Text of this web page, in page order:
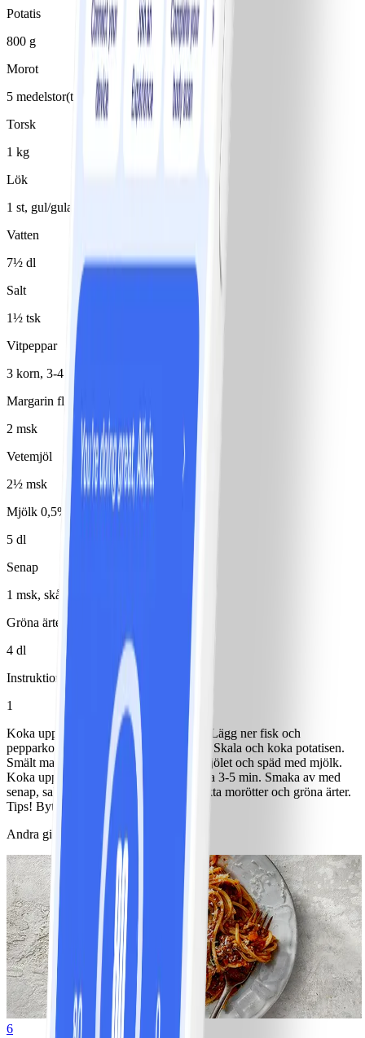
Potatis
800 g
Morot
5 medelstor(t)/medelstora
Torsk
1 kg
Lök
1 st, gul/gula
Vatten
7½ dl
Salt
1½ tsk
Vitpeppar
3 korn, 3-4 st
Margarin flytande 80%
2 msk
Vetemjöl
2½ msk
Mjölk 0,5%
5 dl
Senap
1 msk, skånsk, grovkorning
Gröna ärter
4 dl
Instruktioner
1
Koka upp vatten, salt, lök och 1 morot. Lägg ner fisk och
pepparkorn, låt den sjuda ca 20-25 min. Skala och koka potatisen.
Smält margarinet i en kastrull, rör ner mjölet och späd med mjölk.
Koka upp under omrörning och låt sjuda 3-5 min. Smaka av med
senap, salt och peppar. Servera med kokta morötter och gröna ärter.
Tips! Byt ut torsk till lutfisk
Andra gillade också
6